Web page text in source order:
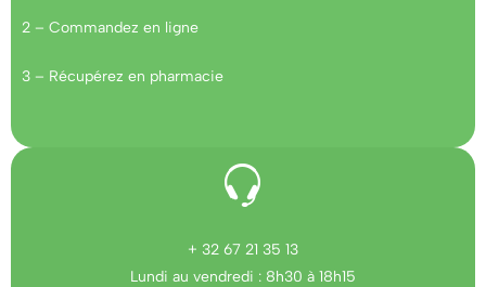
2 – Commandez en ligne
3 – Récupérez en pharmacie
+ 32 67 21 35 13
Lundi au vendredi : 8h30 à 18h15